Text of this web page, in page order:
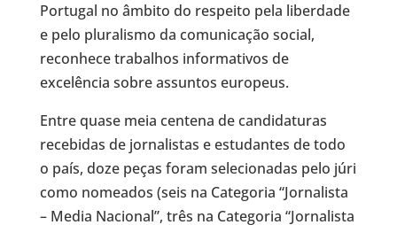
Portugal no âmbito do respeito pela liberdade
e pelo pluralismo da comunicação social,
reconhece trabalhos informativos de
excelência sobre assuntos europeus.
Entre quase meia centena de candidaturas
recebidas de jornalistas e estudantes de todo
o país, doze peças foram selecionadas pelo júri
como nomeados (seis na Categoria “Jornalista
– Media Nacional”, três na Categoria “Jornalista